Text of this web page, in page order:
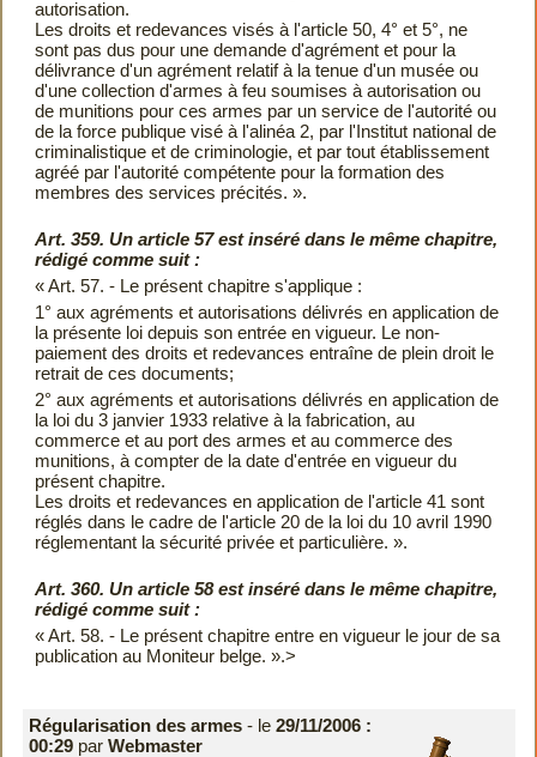
autorisation.
Les droits et redevances visés à l'article 50, 4° et 5°, ne
sont pas dus pour une demande d'agrément et pour la
délivrance d'un agrément relatif à la tenue d'un musée ou
d'une collection d'armes à feu soumises à autorisation ou
de munitions pour ces armes par un service de l'autorité ou
de la force publique visé à l'alinéa 2, par l'Institut national de
criminalistique et de criminologie, et par tout établissement
agréé par l'autorité compétente pour la formation des
membres des services précités. ».
Art. 359. Un article 57 est inséré dans le même chapitre,
rédigé comme suit :
« Art. 57. - Le présent chapitre s'applique :
1° aux agréments et autorisations délivrés en application de
la présente loi depuis son entrée en vigueur. Le non-
paiement des droits et redevances entraîne de plein droit le
retrait de ces documents;
2° aux agréments et autorisations délivrés en application de
la loi du 3 janvier 1933 relative à la fabrication, au
commerce et au port des armes et au commerce des
munitions, à compter de la date d'entrée en vigueur du
présent chapitre.
Les droits et redevances en application de l'article 41 sont
réglés dans le cadre de l'article 20 de la loi du 10 avril 1990
réglementant la sécurité privée et particulière. ».
Art. 360. Un article 58 est inséré dans le même chapitre,
rédigé comme suit :
« Art. 58. - Le présent chapitre entre en vigueur le jour de sa
publication au Moniteur belge. ».>
Régularisation des armes - le 29/11/2006 :
00:29par Webmaster